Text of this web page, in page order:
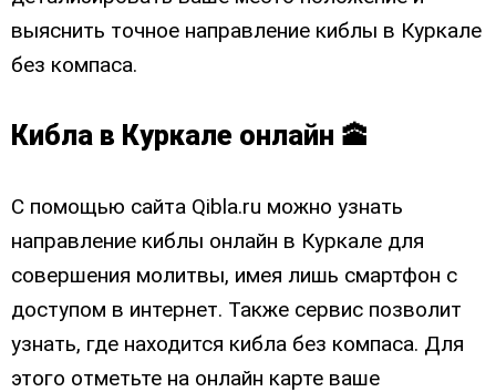
выяснить точное направление киблы в Куркале
без компаса.
Кибла в Куркале онлайн 🕋
С помощью сайта Qibla.ru можно узнать
направление киблы онлайн в Куркале для
совершения молитвы, имея лишь смартфон с
доступом в интернет. Также сервис позволит
узнать, где находится кибла без компаса. Для
этого отметьте на онлайн карте ваше